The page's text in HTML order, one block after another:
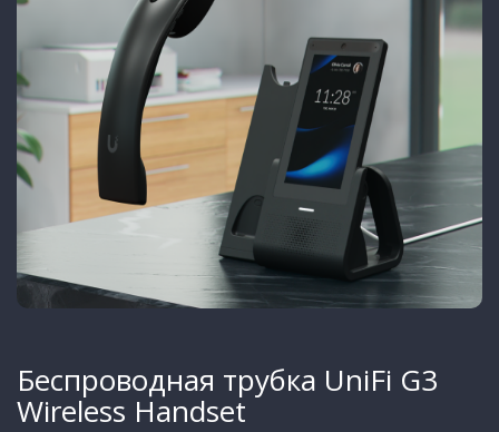
Беспроводная трубка UniFi G3
Wireless Handset